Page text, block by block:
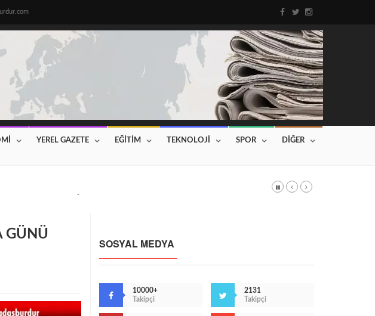
YEREL GAZETE EĞİTİM TEKNOLOJİ SPOR DİĞER
YILI FİYATLAR AÇIKLANDI
GÜNÜ
SOSYAL MEDYA
10000+
Takipçi
2131
Takipçi